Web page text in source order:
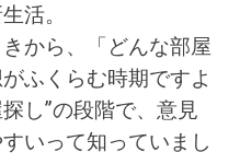
活。
から、「どんな部屋
ふくらむ時期ですよ
し”の段階で、意見
いって知っていまし